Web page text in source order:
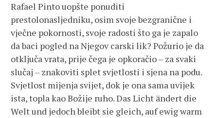
Rafael Pinto uopšte ponuditi
prestolonasljedniku, osim svoje bezgranične i
vječne pokornosti, svoje radosti što ga je zapalo
da baci pogled na Njegov carski lik? Požurio je da
otključa vrata, prije čega je opkoračio – za svaki
slučaj – znakoviti splet svjetlosti i sjena na podu.
Svjetlost mijenja svijet, dok je ona sama uvijek
ista, topla kao Božije ruho. Das Licht ändert die
Welt und jedoch bleibt sie gleich, auf ewig warm